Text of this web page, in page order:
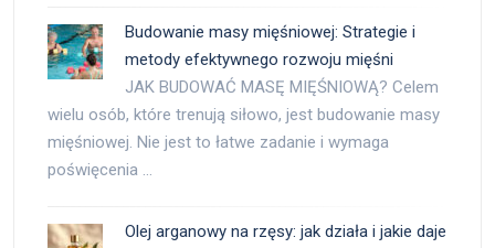
Budowanie masy mięśniowej: Strategie i
metody efektywnego rozwoju mięśni
JAK BUDOWAĆ MASĘ MIĘŚNIOWĄ? Celem
wielu osób, które trenują siłowo, jest budowanie masy
mięśniowej. Nie jest to łatwe zadanie i wymaga
poświęcenia …
Olej arganowy na rzęsy: jak działa i jakie daje